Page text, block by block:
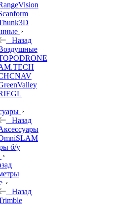
Назад
Назад
б/у
Назад